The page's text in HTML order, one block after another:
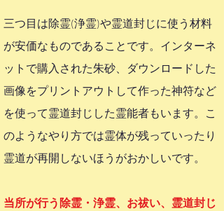
三つ目は除霊(浄霊)や霊道封じに使う材料
が安価なものであることです。インターネ
ットで購入された朱砂、ダウンロードした
画像をプリントアウトして作った神符など
を使って霊道封じした霊能者もいます。こ
のようなやり方では霊体が残っていったり
霊道が再開しないほうがおかしいです。
当所が行う除霊・浄霊、お祓い、霊道封じ